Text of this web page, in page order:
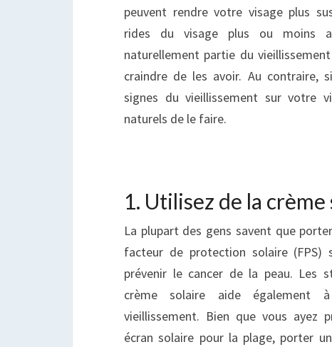
peuvent rendre votre visage plus
rides du visage plus ou moins
naturellement partie du
craindre de les avoir. Au contraire,
signes du vieillissement sur votre
naturels de le faire.
1. Utilisez de la
La plupart des gens savent que
facteur de protection solaire (FPS)
prévenir le cancer de la peau. Les
crème solaire aide également
vieillissement. Bien que vous ayez
écran solaire pour la plage, porter